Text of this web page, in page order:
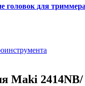
головок для
Maki